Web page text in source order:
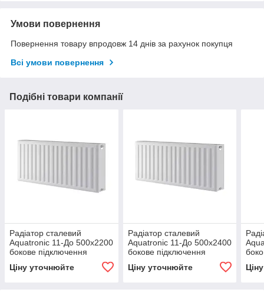
Умови повернення
Повернення товару впродовж 14 днів за рахунок покупця
Всі умови повернення
Подібні товари компанії
Радіатор сталевий
Aquatronic 11-До 500х2200
бокове підключення
Ціну уточнюйте
Радіатор сталевий
Aquatronic 11-До 500х2400
бокове підключення
Ціну уточнюйте